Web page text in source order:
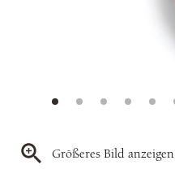
Größeres Bild anzeigen